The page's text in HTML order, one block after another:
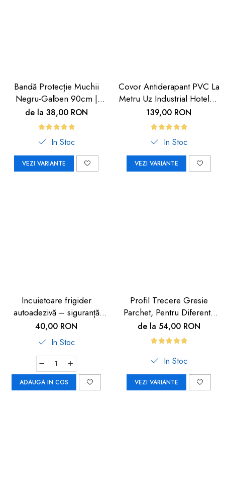
Bandă Protecție Muchii
Negru-Galben 90cm |
Carboysafety
de la 38,00 RON
In Stoc
VEZI VARIANTE
Covor Antiderapant PVC La
Metru Uz Industrial Hoteluri
| Carboysafety
139,00 RON
In Stoc
VEZI VARIANTE
Incuietoare frigider
autoadezivă – siguranță
copii 2 buc
40,00 RON
In Stoc
ADAUGA IN COS
Profil Trecere Gresie
Parchet, Pentru Diferenta
de Nivel, Culoare Lemn
Închis, Autoadeziv, 90cm
de la 54,00 RON
In Stoc
VEZI VARIANTE